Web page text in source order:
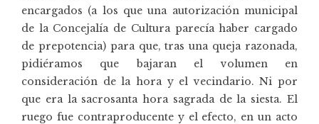
encargados (a los que una autorización municipal
de la Concejalía de Cultura parecía haber cargado
de prepotencia) para que, tras una queja razonada,
pidiéramos que bajaran el volumen en
consideración de la hora y el vecindario. Ni por
que era la sacrosanta hora sagrada de la siesta. El
ruego fue contraproducente y el efecto, en un acto